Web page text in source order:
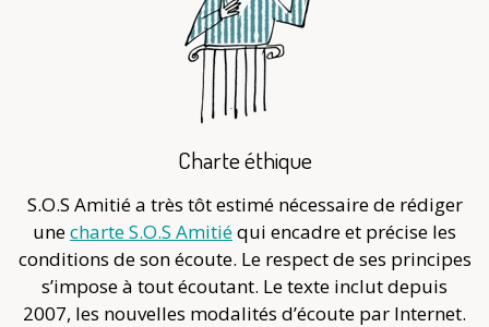
Charte éthique
S.O.S Amitié a très tôt estimé nécessaire de rédiger
unecharte S.O.S Amitiéqui encadre et précise les
conditions de son écoute. Le respect de ses principes
s’impose à tout écoutant. Le texte inclut depuis
2007, les nouvelles modalités d’écoute par Internet.